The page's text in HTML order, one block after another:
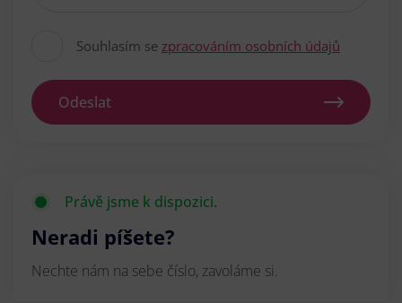
Souhlasím se zpracováním osobních údajů
Odeslat
Právě jsme k dispozici.
Neradi píšete?
Nechte nám na sebe číslo, zavoláme si.